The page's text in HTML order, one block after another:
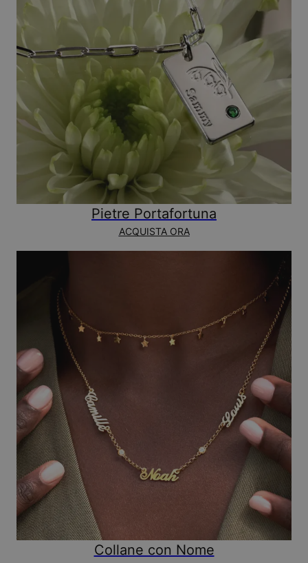
Pietre Portafortuna
ACQUISTA ORA
Collane con Nome